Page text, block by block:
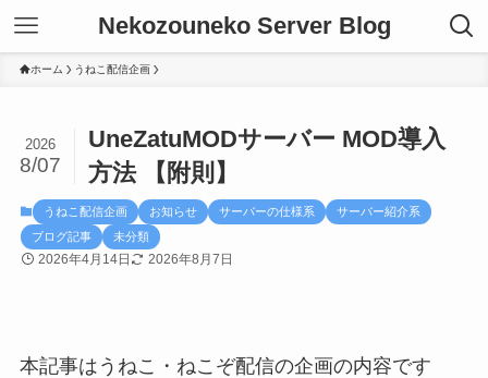
Nekozouneko Server Blog
ホーム うねこ配信企画
UneZatuMODサーバー MOD導入
方法 【附則】
2026
8/07
うねこ配信企画 お知らせ サーバーの仕様系
サーバー紹介系
ブログ記事
未分類
2026年4月14日 2026年8月7日
本記事はうねこ・ねこぞ配信の企画の内容です